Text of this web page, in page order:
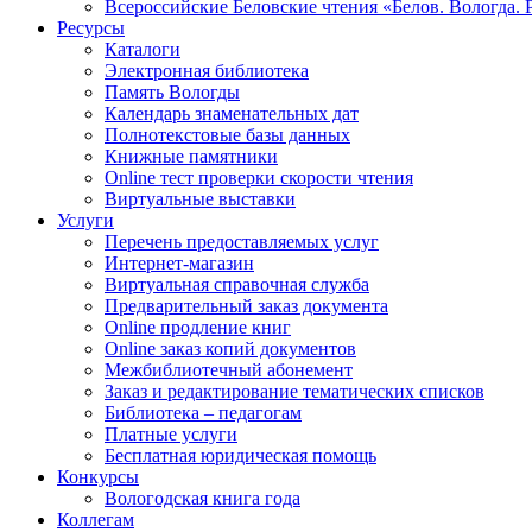
Всероссийские Беловские чтения «Белов. Вологда.
Ресурсы
Каталоги
Электронная библиотека
Память Вологды
Календарь знаменательных дат
Полнотекстовые базы данных
Книжные памятники
Online тест проверки скорости чтения
Виртуальные выставки
Услуги
Перечень предоставляемых услуг
Интернет-магазин
Виртуальная справочная служба
Предварительный заказ документа
Online продление книг
Online заказ копий документов
Межбиблиотечный абонемент
Заказ и редактирование тематических списков
Библиотека – педагогам
Платные услуги
Бесплатная юридическая помощь
Конкурсы
Вологодская книга года
Коллегам